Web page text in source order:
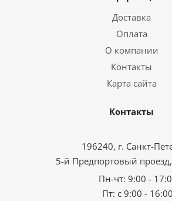
Доставка
Оплата
О компании
Контакты
Карта сайта
Контакты
196240, г. Санкт-
5-й Предпортовый
Пн-чт: 9:00 -
Пт: с 9:00 -